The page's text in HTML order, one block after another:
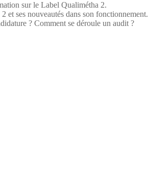
sur le Label Qualimétha 2.
et ses nouveautés dans son fonctionnement.
? Comment se déroule un audit ?